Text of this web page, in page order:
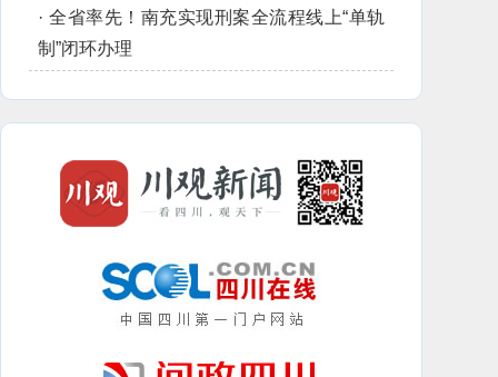
· 全省率先！南充实现刑案全流程线上“单轨
制”闭环办理